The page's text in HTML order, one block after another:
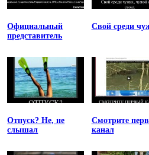
Официальный
представитель
Свой среди
Отпуск? Не, не
слышал
Смотрите
канал